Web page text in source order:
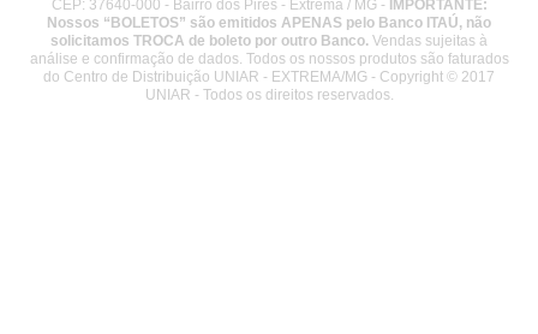
CEP: 37640-000 - Bairro dos Pires - Extrema / MG - IMPORTANTE:
Nossos “BOLETOS” são emitidos APENAS pelo Banco ITAÚ, não
solicitamos TROCA de boleto por outro Banco. Vendas sujeitas à
análise e confirmação de dados. Todos os nossos produtos são faturados
do Centro de Distribuição UNIAR - EXTREMA/MG - Copyright © 2017
UNIAR - Todos os direitos reservados.